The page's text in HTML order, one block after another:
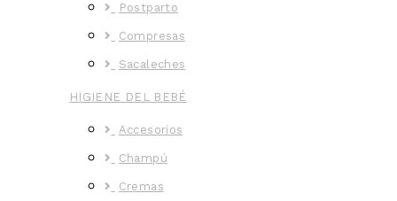
Postparto
Compresas
Sacaleches
HIGIENE DEL BEBÉ
Accesorios
Champú
Cremas